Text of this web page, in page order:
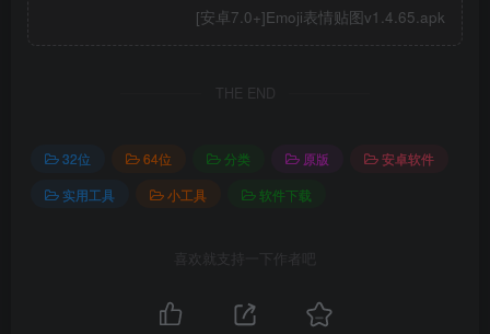
[安卓7.0+]Emoji表情贴图v1.4.65.apk
THE END
32位 64位 分类 原版
安卓软件
实用工具
小工具 软件下载
喜欢就支持一下作者吧